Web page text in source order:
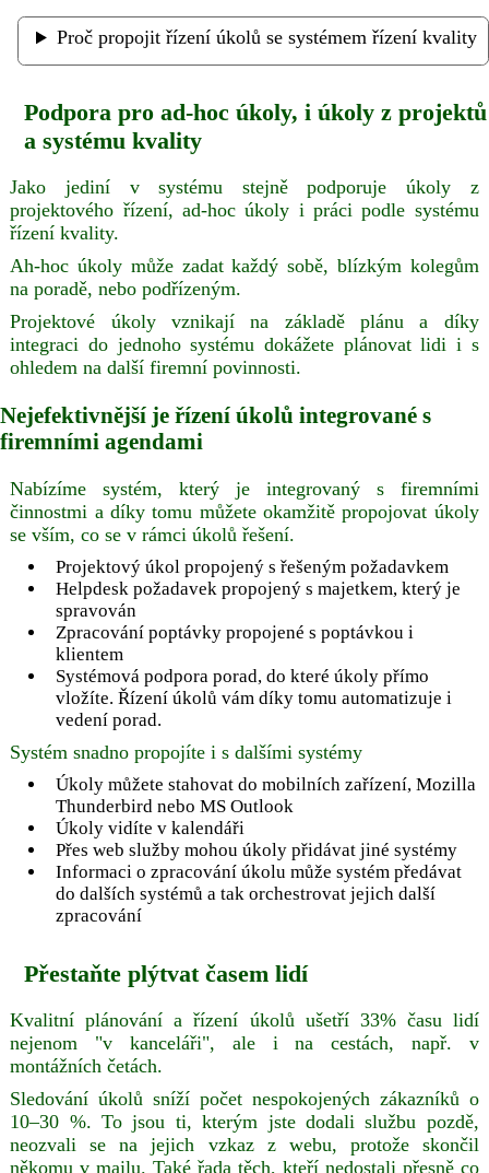
Proč propojit řízení úkolů se systémem řízení kvality
Podpora pro ad-hoc úkoly, i úkoly z projektů
a systému kvality
Jako jediní v systému stejně podporuje úkoly z
projektového řízení, ad-hoc úkoly i práci podle systému
řízení kvality.
Ah-hoc úkoly může zadat každý sobě, blízkým kolegům
na poradě, nebo podřízeným.
Projektové úkoly vznikají na základě plánu a díky
integraci do jednoho systému dokážete plánovat lidi i s
ohledem na další firemní povinnosti.
Nejefektivnější je řízení úkolů integrované s
firemními agendami
Nabízíme systém, který je integrovaný s firemními
činnostmi a díky tomu můžete okamžitě propojovat úkoly
se vším, co se v rámci úkolů řešení.
Projektový úkol propojený s řešeným požadavkem
Helpdesk požadavek propojený s majetkem, který je
spravován
Zpracování poptávky propojené s poptávkou i
klientem
Systémová podpora porad, do které úkoly přímo
vložíte. Řízení úkolů vám díky tomu automatizuje i
vedení porad.
Systém snadno propojíte i s dalšími systémy
Úkoly můžete stahovat do mobilních zařízení, Mozilla
Thunderbird nebo MS Outlook
Úkoly vidíte v kalendáři
Přes web služby mohou úkoly přidávat jiné systémy
Informaci o zpracování úkolu může systém předávat
do dalších systémů a tak orchestrovat jejich další
zpracování
Přestaňte plýtvat časem lidí
Kvalitní plánování a řízení úkolů ušetří 33% času lidí
nejenom "v kanceláři", ale i na cestách, např. v
montážních četách.
Sledování úkolů sníží počet nespokojených zákazníků o
10–30 %. To jsou ti, kterým jste dodali službu pozdě,
neozvali se na jejich vzkaz z webu, protože skončil
někomu v mailu. Také řada těch, kteří nedostali přesně co